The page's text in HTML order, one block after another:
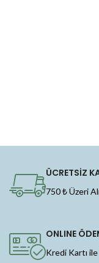
ÜCRETSİZ
750 ₺ Üzeri
ONLINE
Kredi Kartı